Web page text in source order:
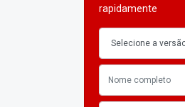
rapidamente